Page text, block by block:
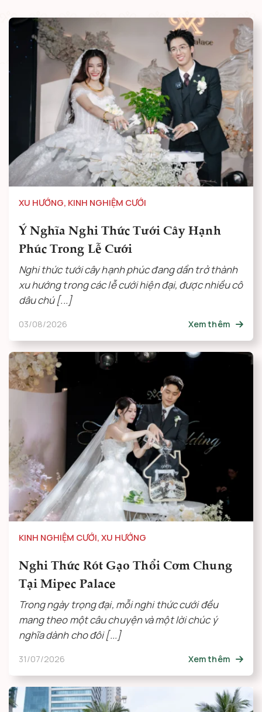
XU HƯỚNG, KINH NGHIỆM CƯỚI
Ý Nghĩa Nghi Thức Tưới Cây Hạnh
Phúc Trong Lễ Cưới
Nghi thức tưới cây hạnh phúc đang dần trở thành
xu hướng trong các lễ cưới hiện đại, được nhiều cô
dâu chú [...]
03/08/2026 Xem thêm
KINH NGHIỆM CƯỚI, XU HƯỚNG
Nghi Thức Rót Gạo Thổi Cơm Chung
Tại Mipec Palace
Trong ngày trọng đại, mỗi nghi thức cưới đều
mang theo một câu chuyện và một lời chúc ý
nghĩa dành cho đôi [...]
31/07/2026 Xem thêm